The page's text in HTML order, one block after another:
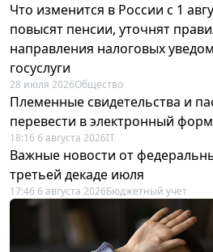
Что изменится в России с 1
повысят пенсии, уточнят
направления налоговых
госуслуги
28 июля 2026Общество
Племенные свидетельства и
перевести в электронный
18:16 6 августа 2026IT
Важные новости от
третьей декаде июля
17:46 6 августа 2026Бюджетный учет